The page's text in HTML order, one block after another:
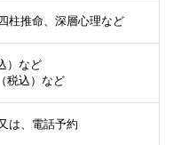
柱推命、深層心理など
）など
税込）など
は、電話予約